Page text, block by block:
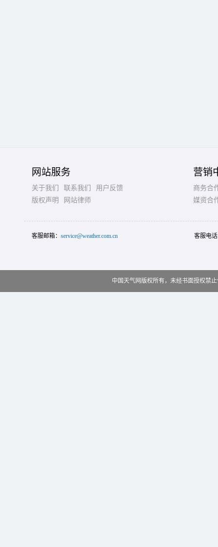
网站服务
关于我们 联系我们
用户反馈
版权声明
网站律师
营销
商务合
媒资合
客服邮箱： service@weather.com.cn 客服电
中国天气网版权所有，未经书面授权